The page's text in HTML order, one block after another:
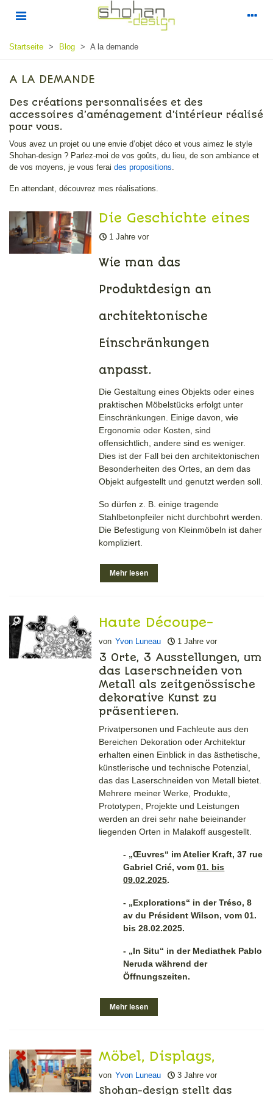
Startseite > Blog > A la demande
A LA DEMANDE
Des créations personnalisées et des
accessoires d’aménagement d’intérieur réalisé
pour vous.
Vous avez un projet ou une envie d’objet déco et vous aimez le style
Shohan-design ? Parlez-moi de vos goûts, du lieu, de son ambiance et
de vos moyens, je vous ferai des propositions
En attendant, découvrez mes réalisations.
Die Geschichte eines
Designs für ein
Display zum
1 Jahre vor
Wie man das
Produktdesign an
architektonische
Einschränkungen
anpasst.
Die Gestaltung eines Objekts oder eines
praktischen Möbelstücks erfolgt unter
Einschränkungen. Einige davon, wie
Ergonomie oder Kosten, sind
offensichtlich, andere sind es weniger.
Dies ist der Fall bei den architektonischen
Besonderheiten des Ortes, an dem das
Objekt aufgestellt und genutzt werden soll.
So dürfen z. B. einige tragende
Stahlbetonpfeiler nicht durchbohrt werden.
Die Befestigung von Kleinmöbeln ist daher
kompliziert.
Mehr lesen
Haute Découpe-
Ausstellung in
Malakoff im Februar
2025
von Yvon Luneau 1 Jahre vor
3 Orte, 3 Ausstellungen, um
das Laserschneiden von
Metall als zeitgenössische
dekorative Kunst zu
präsentieren.
Privatpersonen und Fachleute aus den
Bereichen Dekoration oder Architektur
erhalten einen Einblick in das ästhetische,
künstlerische und technische Potenzial,
das das Laserschneiden von Metall bietet.
Mehrere meiner Werke, Produkte,
Prototypen, Projekte und Leistungen
werden an drei sehr nahe beieinander
liegenden Orten in Malakoff ausgestellt.
- „Œuvres“ im Atelier Kraft, 37 rue
Gabriel Crié, vom01. bis
09.02.2025.
- „Explorations“ in der Tréso, 8
av du Président Wilson, vom 01.
bis 28.02.2025.
- „In Situ“ in der Mediathek Pablo
Neruda während der
Öffnungszeiten.
Mehr lesen
Möbel, Displays,
Buchstützen usw.
von Yvon Luneau 3 Jahre vor
Shohan-design stellt das